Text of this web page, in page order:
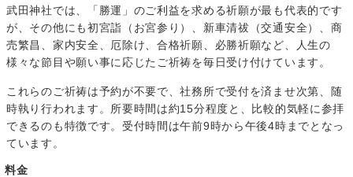
武田神社では、「勝運」のご利益を求める祈願が最も代表的です
が、その他にも初宮詣（お宮参り）、新車清祓（交通安全）、商
売繁昌、家内安全、厄除け、合格祈願、必勝祈願など、人生の
様々な節目や願い事に応じたご祈祷を毎日受け付けています。
これらのご祈祷は予約が不要で、社務所で受付を済ませ次第、随
時執り行われます。所要時間は約15分程度と、比較的気軽に参拝
できるのも特徴です。受付時間は午前9時から午後4時までとなっ
ています。
料金